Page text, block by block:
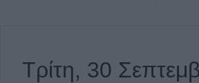
Τρίτη, 30